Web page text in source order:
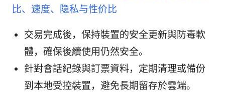
比、速度、隐私与性价比
交易完成後，保持裝置的安全更新與防毒軟
體，確保後續使用仍然安全。
針對會話紀錄與訂票資料，定期清理或備份
到本地受控裝置，避免長期留存於雲端。